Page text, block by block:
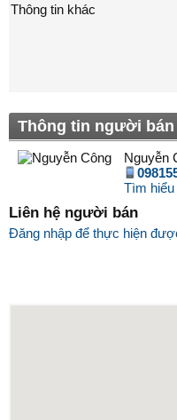
Thông tin khác
Thông tin người bán
Nguyễn
Tìm
Liên hệ người bán
Đăng nhập để thực hiện